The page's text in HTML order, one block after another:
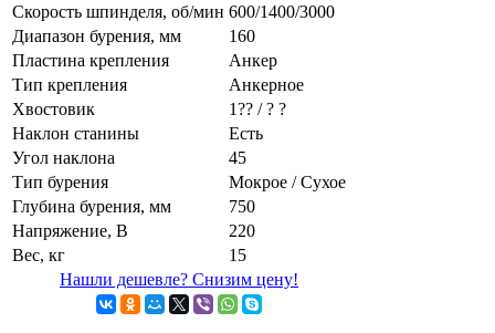
Скорость шпинделя, об/мин 600/1400/3000
Диапазон бурения, мм
160
Пластина крепления
Анкер
Тип крепления
Анкерное
Хвостовик
1?? / ? ?
Наклон станины
Есть
Угол наклона
45
Тип бурения
Мокрое / Сухое
Глубина бурения, мм
750
Напряжение, В
220
Вес, кг
15
Нашли дешевле? Снизим цену!